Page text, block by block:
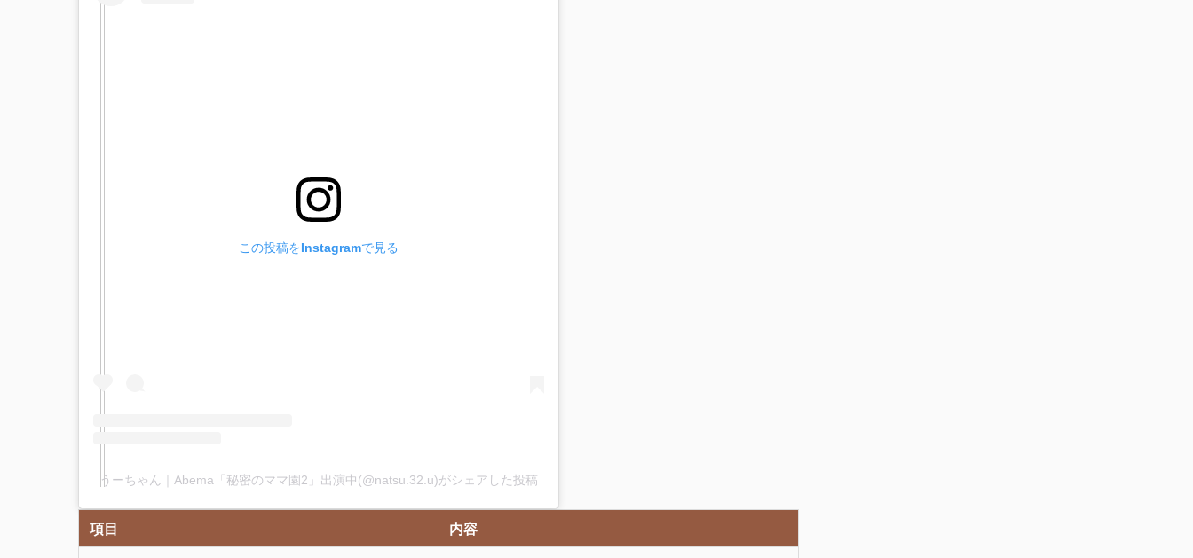
この投稿をInstagramで見る
うーちゃん｜Abema「秘密のママ園2」出演中(@natsu.32.u)がシェアした投稿
項目
内容